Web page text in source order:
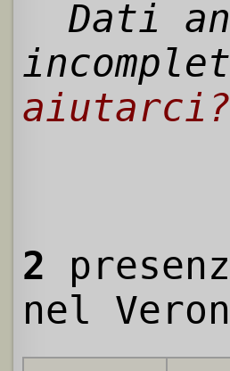
Dati
aiutarci?
2
nel